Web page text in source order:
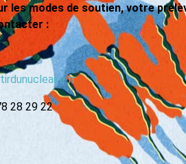
les modes de soutien, votre
:
28 29 22